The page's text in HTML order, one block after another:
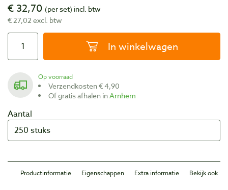
€ 32,70 (per set) incl. btw
€ 27,02 excl. btw
In winkelwagen
Op voorraad
Verzendkosten € 4,90
Of gratis afhalen inArnhem
Aantal
Productinformatie Eigenschappen Extra informatie Bekijk ook